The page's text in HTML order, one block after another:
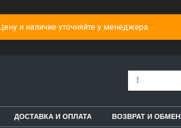
и наличие уточняйте у менеджера.
ДОСТАВКА И ОПЛАТА ВОЗВРАТ И ОБМЕН